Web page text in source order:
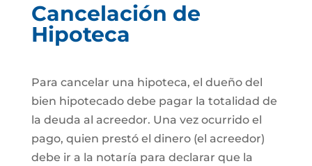
Cancelación de
Hipoteca
Para cancelar una hipoteca, el dueño del
bien hipotecado debe pagar la totalidad de
la deuda al acreedor. Una vez ocurrido el
pago, quien prestó el dinero (el acreedor)
debe ir a la notaría para declarar que la